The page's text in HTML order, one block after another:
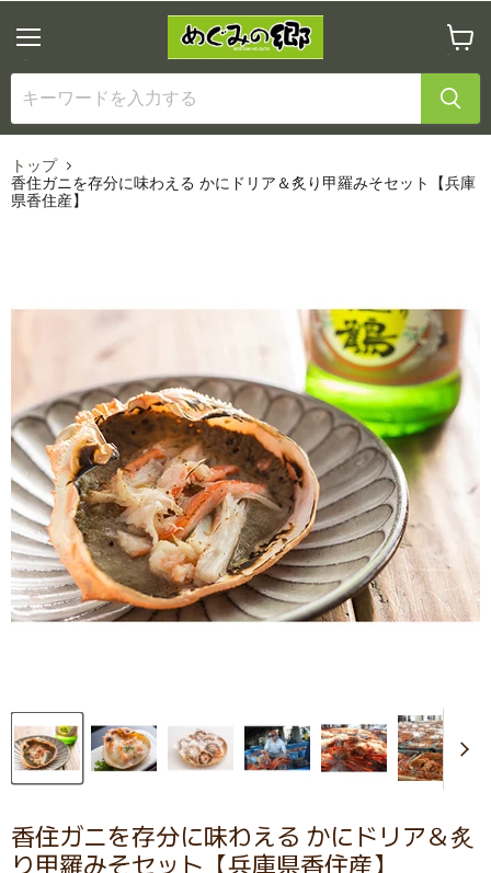
ニ
ュ
ー
ー
ト
を
見
トップ
香住ガニを存分に味わえる かにドリア＆炙り甲羅みそセット【兵庫
県香住産】
香住ガニを存分に味わえる かにドリア＆炙
り甲羅みそセット【兵庫県香住産】